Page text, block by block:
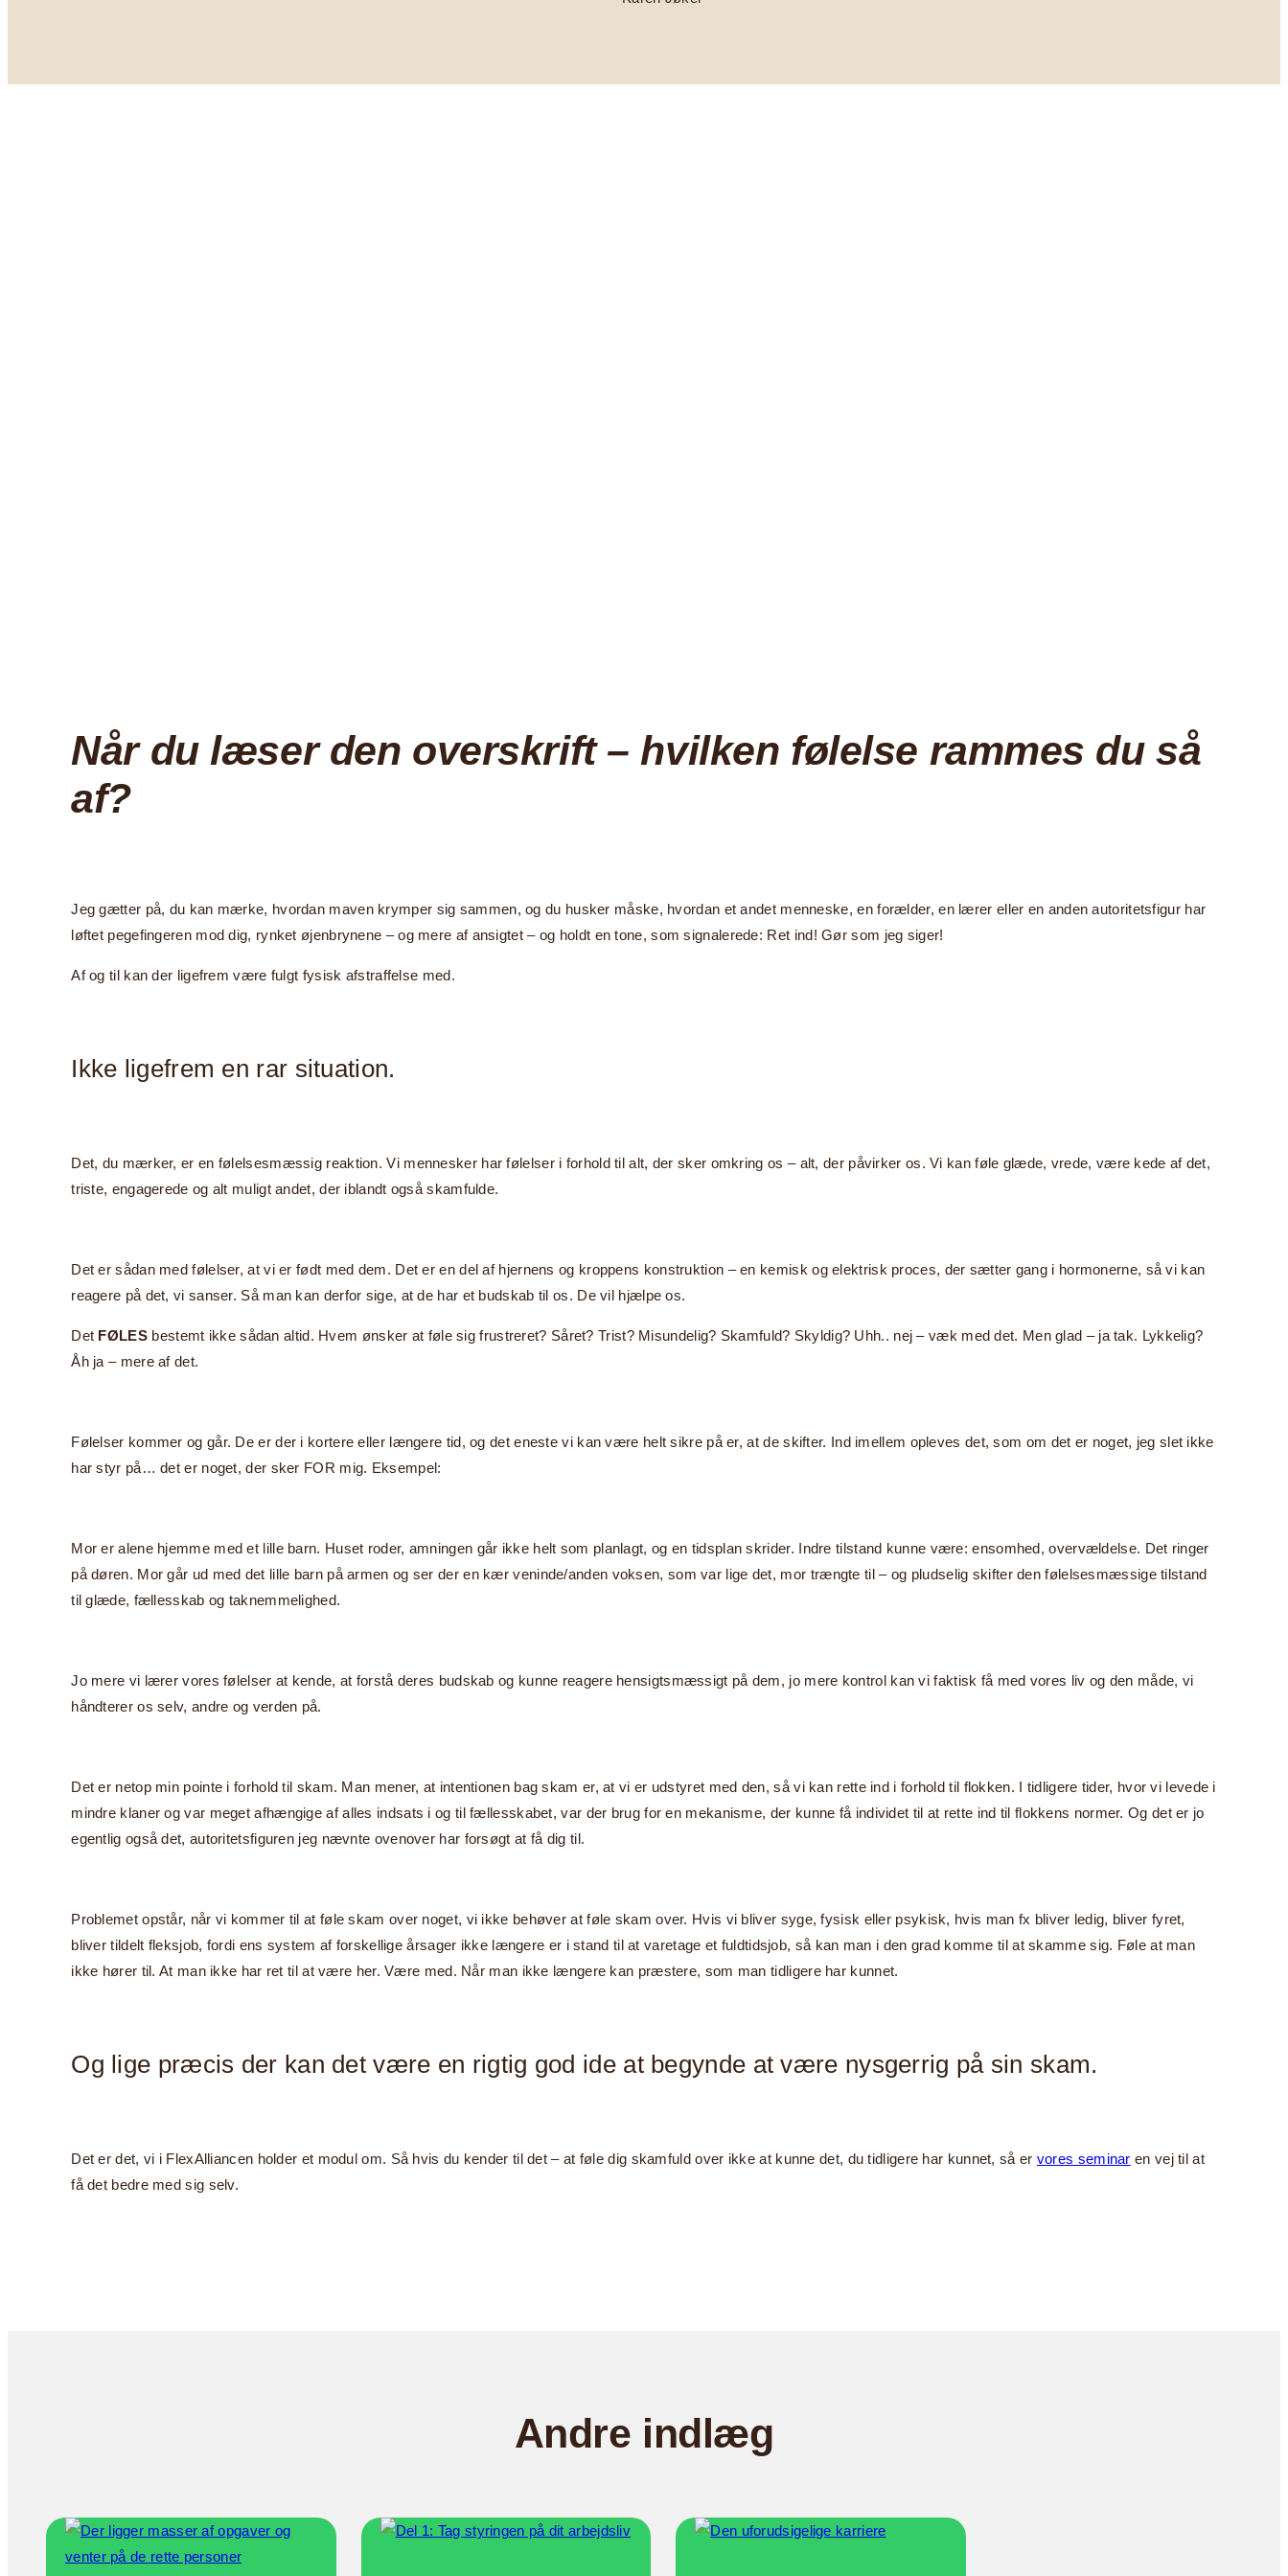
Når du læser den overskrift – hvilken følelse rammes du så
af?
Jeg gætter på, du kan mærke, hvordan maven krymper sig sammen, og du husker måske, hvordan et andet menneske, en forælder, en lærer eller en anden autoritetsfigur har
løftet pegefingeren mod dig, rynket øjenbrynene – og mere af ansigtet – og holdt en tone, som signalerede: Ret ind! Gør som jeg siger!
Af og til kan der ligefrem være fulgt fysisk afstraffelse med.
Ikke ligefrem en rar situation.
Det, du mærker, er en følelsesmæssig reaktion. Vi mennesker har følelser i forhold til alt, der sker omkring os – alt, der påvirker os. Vi kan føle glæde, vrede, være kede af det,
triste, engagerede og alt muligt andet, der iblandt også skamfulde.
Det er sådan med følelser, at vi er født med dem. Det er en del af hjernens og kroppens konstruktion – en kemisk og elektrisk proces, der sætter gang i hormonerne, så vi kan
reagere på det, vi sanser. Så man kan derfor sige, at de har et budskab til os. De vil hjælpe os.
Det FØLES bestemt ikke sådan altid. Hvem ønsker at føle sig frustreret? Såret? Trist? Misundelig? Skamfuld? Skyldig? Uhh.. nej – væk med det. Men glad – ja tak. Lykkelig?
Åh ja – mere af det.
Følelser kommer og går. De er der i kortere eller længere tid, og det eneste vi kan være helt sikre på er, at de skifter. Ind imellem opleves det, som om det er noget, jeg slet ikke
har styr på… det er noget, der sker FOR mig. Eksempel:
Mor er alene hjemme med et lille barn. Huset roder, amningen går ikke helt som planlagt, og en tidsplan skrider. Indre tilstand kunne være: ensomhed, overvældelse. Det ringer
på døren. Mor går ud med det lille barn på armen og ser der en kær veninde/anden voksen, som var lige det, mor trængte til – og pludselig skifter den følelsesmæssige tilstand
til glæde, fællesskab og taknemmelighed.
Jo mere vi lærer vores følelser at kende, at forstå deres budskab og kunne reagere hensigtsmæssigt på dem, jo mere kontrol kan vi faktisk få med vores liv og den måde, vi
håndterer os selv, andre og verden på.
Det er netop min pointe i forhold til skam. Man mener, at intentionen bag skam er, at vi er udstyret med den, så vi kan rette ind i forhold til flokken. I tidligere tider, hvor vi levede i
mindre klaner og var meget afhængige af alles indsats i og til fællesskabet, var der brug for en mekanisme, der kunne få individet til at rette ind til flokkens normer. Og det er jo
egentlig også det, autoritetsfiguren jeg nævnte ovenover har forsøgt at få dig til.
Problemet opstår, når vi kommer til at føle skam over noget, vi ikke behøver at føle skam over. Hvis vi bliver syge, fysisk eller psykisk, hvis man fx bliver ledig, bliver fyret,
bliver tildelt fleksjob, fordi ens system af forskellige årsager ikke længere er i stand til at varetage et fuldtidsjob, så kan man i den grad komme til at skamme sig. Føle at man
ikke hører til. At man ikke har ret til at være her. Være med. Når man ikke længere kan præstere, som man tidligere har kunnet.
Og lige præcis der kan det være en rigtig god ide at begynde at være nysgerrig på sin skam.
Det er det, vi i FlexAlliancen holder et modul om. Så hvis du kender til det – at føle dig skamfuld over ikke at kunne det, du tidligere har kunnet, så er vores seminar en vej til at
få det bedre med sig selv.
Andre indlæg